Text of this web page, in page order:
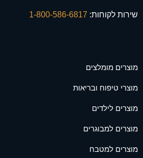
שירות לקוחות:
מוצרים מומלצים
מוצרי טיפוח ובריאות
מוצרים לילדים
מוצרים למבוגרים
מוצרים למטבח